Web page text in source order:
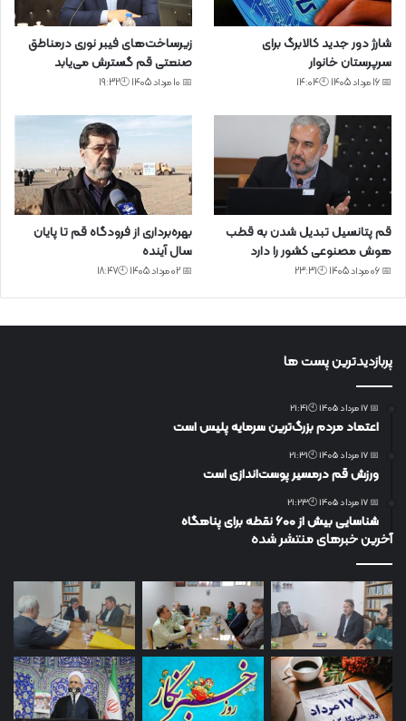
شارژ دور جدید کالابرگ برای
سرپرستان خانوار
📅 16 مرداد 1405 🕙14:04
زیرساخت‌های فیبر نوری درمناطق
صنعتی قم گسترش می‌یابد
📅 10 مرداد 1405 🕙19:32
قم پتانسیل تبدیل شدن به قطب
هوش مصنوعی کشور را دارد
📅 06 مرداد 1405 🕙23:31
بهره‌برداری از فرودگاه قم تا پایان
سال آینده
📅 02 مرداد 1405 🕙18:47
پربازدیدترین پست ها
📅 17 مرداد 1405 🕙21:41
اعتماد مردم بزرگ‌ترین سرمایه پلیس است
📅 17 مرداد 1405 🕙21:31
ورزش قم درمسیر پوست‌اندازی است
📅 17 مرداد 1405 🕙21:23
شناسایی بیش از ۶۰۰ نقطه برای پناهگاه
آخرین خبرهای منتشر شده